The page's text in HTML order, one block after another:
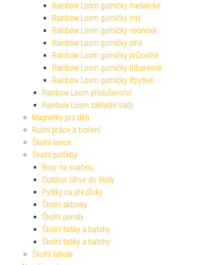
Rainbow Loom gumičky metalické
Rainbow Loom gumičky mix
Rainbow Loom gumičky neonové
Rainbow Loom gumičky plné
Rainbow Loom gumičky průsvitné
Rainbow Loom gumičky tříbarevné
Rainbow Loom gumičky třpytivé
Rainbow Loom příslušenství
Rainbow Loom základní sady
Magnetky pro děti
Ruční práce a tvoření
Školní lavice
Školní potřeby
Boxy na svačinu
Outdoor láhve do školy
Pytlíky na přezůvky
Školní aktovky
Školní penály
Školní tašky a batohy
Školní tašky a batohy
Školní tabule